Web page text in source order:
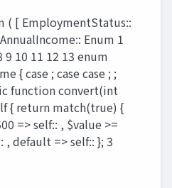
( [ EmploymentStatus::
Enum 1
9 10 11 12 13 enum
{ case ; case case ; ;
function convert(int
{ return match(true) {
=> self:: , $value >=
, default => self:: }; 3